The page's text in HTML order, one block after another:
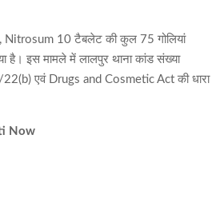
Nitrosum 10 टैबलेट की कुल 75 गोलियां
है। इस मामले में लालपुर थाना कांड संख्या
एवं Drugs and Cosmetic Act की धारा
Now